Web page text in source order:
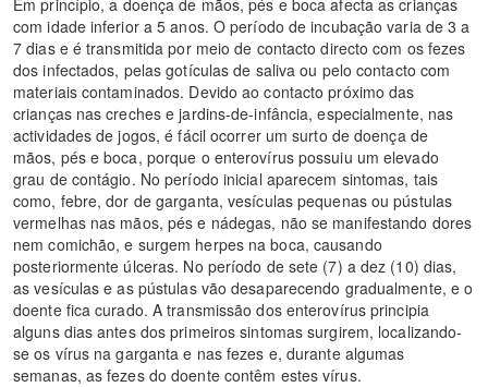
Em princípio, a doença de mãos, pés e boca afecta as crianças
com idade inferior a 5 anos. O período de incubação varia de 3 a
7 dias e é transmitida por meio de contacto directo com os fezes
dos infectados, pelas gotículas de saliva ou pelo contacto com
materiais contaminados. Devido ao contacto próximo das
crianças nas creches e jardins-de-infância, especialmente, nas
actividades de jogos, é fácil ocorrer um surto de doença de
mãos, pés e boca, porque o enterovírus possuiu um elevado
grau de contágio. No período inicial aparecem sintomas, tais
como, febre, dor de garganta, vesículas pequenas ou pústulas
vermelhas nas mãos, pés e nádegas, não se manifestando dores
nem comichão, e surgem herpes na boca, causando
posteriormente úlceras. No período de sete (7) a dez (10) dias,
as vesículas e as pústulas vão desaparecendo gradualmente, e o
doente fica curado. A transmissão dos enterovírus principia
alguns dias antes dos primeiros sintomas surgirem, localizando-
se os vírus na garganta e nas fezes e, durante algumas
semanas, as fezes do doente contêm estes vírus.